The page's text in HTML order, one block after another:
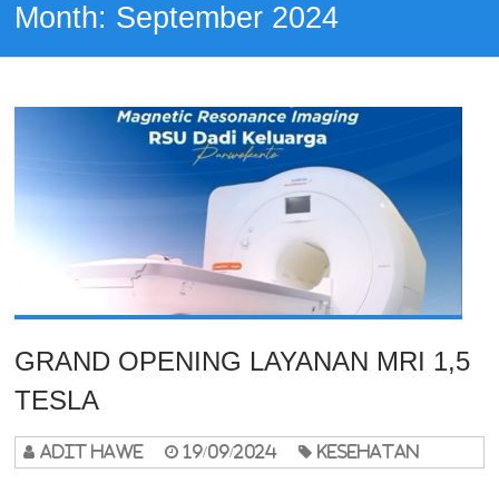
Month: September 2024
GRAND OPENING LAYANAN MRI 1,5
TESLA
adit hawe 19/09/2024 Kesehatan